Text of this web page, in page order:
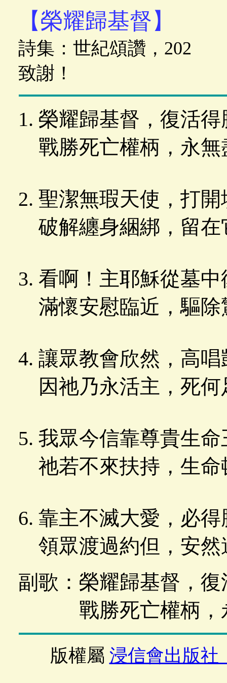
【榮耀歸基督】
詩集：世紀頌讚，
致謝！
榮耀歸基督，復活得
戰勝死亡權柄，永無
聖潔無瑕天使，打開
破解纏身綑綁，留在
看啊！主耶穌從墓中
滿懷安慰臨近，驅除
讓眾教會欣然，高唱
因祂乃永活主，死
我眾今信靠尊貴生命
祂若不來扶持，生命
靠主不滅大愛，必得
領眾渡過約但，安然
副歌：榮耀歸基督，
戰勝死亡權柄，
版權屬 浸信會出版社